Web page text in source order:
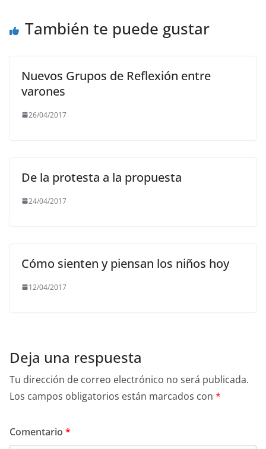
También te puede gustar
Nuevos Grupos de Reflexión entre
varones
26/04/2017
De la protesta a la propuesta
24/04/2017
Cómo sienten y piensan los niños hoy
12/04/2017
Deja una respuesta
Tu dirección de correo electrónico no será publicada.
Los campos obligatorios están marcados con *
Comentario *